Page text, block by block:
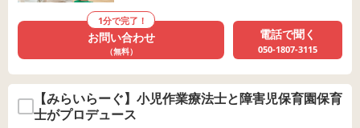
1分で完了！
お問い合わせ
（無料）
電話で聞く
050-1807-3115
【みらいらーぐ】小児作業療法士と障害児保育園保育
士がプロデュース